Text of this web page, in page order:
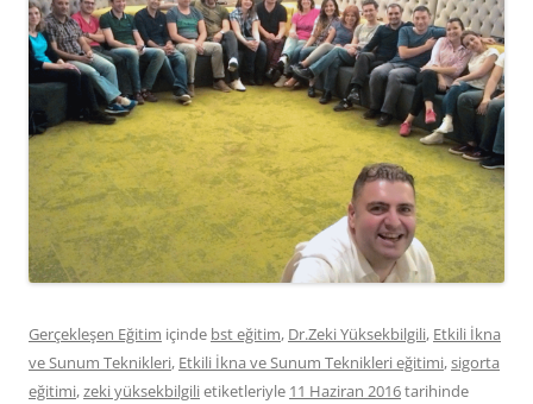
Gerçekleşen Eğitim içinde bst eğitim, Dr.Zeki Yüksekbilgili, Etkili İkna
ve Sunum Teknikleri, Etkili İkna ve Sunum Teknikleri eğitimi,sigorta
eğitimi,zeki yüksekbilgilietiketleriyle 11 Haziran 2016tarihinde